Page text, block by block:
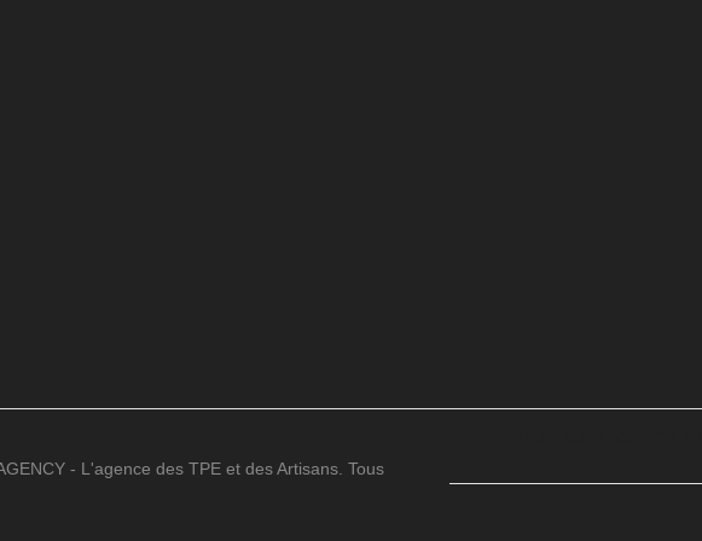
- L'agence des TPE et des Artisans. Tous